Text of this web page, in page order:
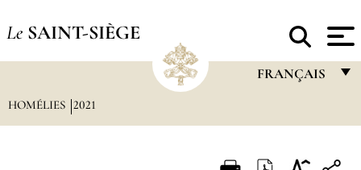
Le SAINT-SIÈGE
FRANÇAIS
HOMÉLIES 2021